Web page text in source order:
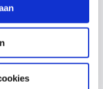
nemen
past bij